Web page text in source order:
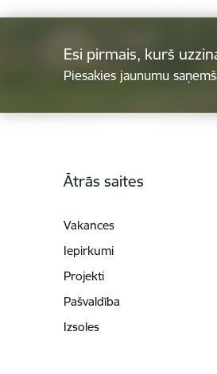
Esi pirmais, kurš
Piesakies jaunumu
Ātrās saites
Vakances
Iepirkumi
Projekti
Pašvaldība
Izsoles